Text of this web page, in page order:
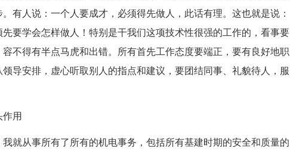
有人说：一个人要成才，必须得先做人，此话有理。这也就是说：
要学会怎样做人！特别是干我们这项技术性很强的工作的，看事要
不得有半点马虎和出错。所有首先工作态度要端正，要有良好地职
导安排，虚心听取别人的指点和建议，要团结同事、礼貌待人，服
用
就从事所有了所有的机电事务，包括所有基建时期的安全和质量的